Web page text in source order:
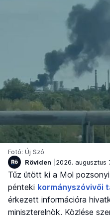
Fotó: Új Szó
Röviden
2026. augusztus
Tűz ütött ki a Mol
pénteki kormányszóvivői
érkezett információra
miniszterelnök. Közlése